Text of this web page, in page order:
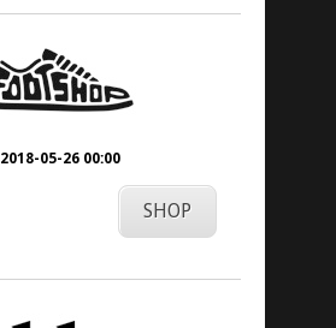
2018-05-26 00:00
SHOP